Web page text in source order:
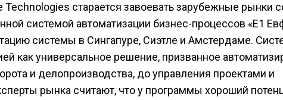
старается завоевать зарубежные рынки
системой автоматизации бизнес-процессов «Е1
системы в Сингапуре, Сиэтле и Амстердаме.
как универсальное решение, призванное
и делопроизводства, до управления проектами и
рынка считают, что у программы хороший